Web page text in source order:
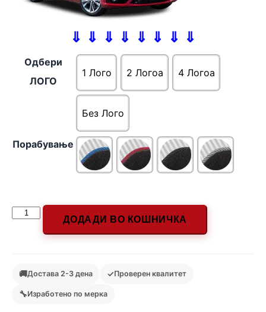
⇓ ⇓ ⇓ ⇓ ⇓ ⇓ ⇓ ⇓
Одбери
ЛОГО
1 Лого 2 Логоa 4 Логоa
Без Лого
Порабување
ДОДАДИ ВО КОШНИЧКА
🚚Достава 2-3 дена ✓Проверен квалитет
🔧Изработено по мерка